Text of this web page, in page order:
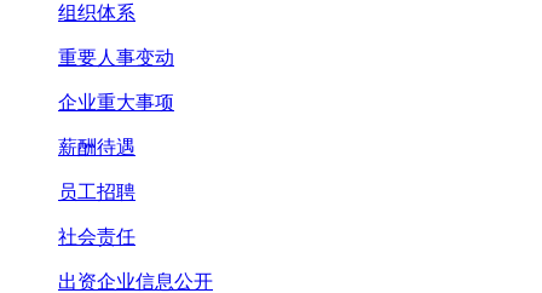
组织体系
重要人事变动
企业重大事项
薪酬待遇
员工招聘
社会责任
出资企业信息公开